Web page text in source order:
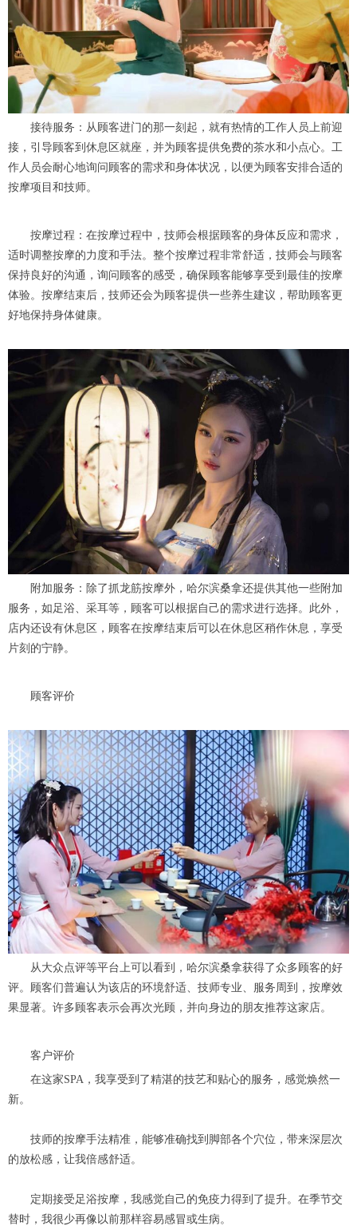
接待服务：从顾客进门的那一刻起，就有热情的工作人员上前迎
接，引导顾客到休息区就座，并为顾客提供免费的茶水和小点心。工
作人员会耐心地询问顾客的需求和身体状况，以便为顾客安排合适的
按摩项目和技师。
按摩过程：在按摩过程中，技师会根据顾客的身体反应和需求，
适时调整按摩的力度和手法。整个按摩过程非常舒适，技师会与顾客
保持良好的沟通，询问顾客的感受，确保顾客能够享受到最佳的按摩
体验。按摩结束后，技师还会为顾客提供一些养生建议，帮助顾客更
好地保持身体健康。
附加服务：除了抓龙筋按摩外，哈尔滨桑拿还提供其他一些附加
服务，如足浴、采耳等，顾客可以根据自己的需求进行选择。此外，
店内还设有休息区，顾客在按摩结束后可以在休息区稍作休息，享受
片刻的宁静。
顾客评价
从大众点评等平台上可以看到，哈尔滨桑拿获得了众多顾客的好
评。顾客们普遍认为该店的环境舒适、技师专业、服务周到，按摩效
果显著。许多顾客表示会再次光顾，并向身边的朋友推荐这家店。
客户评价
在这家SPA，我享受到了精湛的技艺和贴心的服务，感觉焕然一
新。
技师的按摩手法精准，能够准确找到脚部各个穴位，带来深层次
的放松感，让我倍感舒适。
定期接受足浴按摩，我感觉自己的免疫力得到了提升。在季节交
替时，我很少再像以前那样容易感冒或生病。